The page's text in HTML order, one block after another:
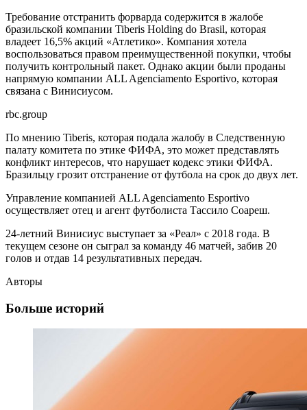
Требование отстранить форварда содержится в жалобе
бразильской компании Tiberis Holding do Brasil, которая
владеет 16,5% акций «Атлетико». Компания хотела
воспользоваться правом преимущественной покупки, чтобы
получить контрольный пакет. Однако акции были проданы
напрямую компании ALL Agenciamento Esportivo, которая
связана с Винисиусом.
rbc.group
По мнению Tiberis, которая подала жалобу в Следственную
палату комитета по этике ФИФА, это может представлять
конфликт интересов, что нарушает кодекс этики ФИФА.
Бразильцу грозит отстранение от футбола на срок до двух лет.
Управление компанией ALL Agenciamento Esportivo
осуществляет отец и агент футболиста Тассило Соареш.
24-летний Винисиус выступает за «Реал» с 2018 года. В
текущем сезоне он сыграл за команду 46 матчей, забив 20
голов и отдав 14 результативных передач.
Авторы
Больше историй